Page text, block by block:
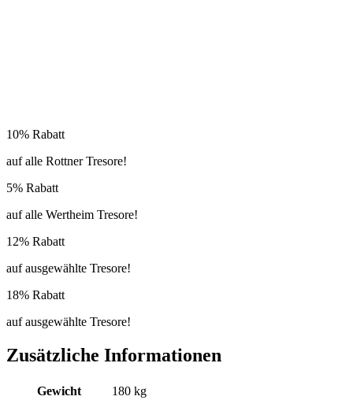
10% Rabatt
auf alle Rottner Tresore!
5% Rabatt
auf alle Wertheim Tresore!
12% Rabatt
auf ausgewählte Tresore!
18% Rabatt
auf ausgewählte Tresore!
Zusätzliche Informationen
Gewicht
180 kg